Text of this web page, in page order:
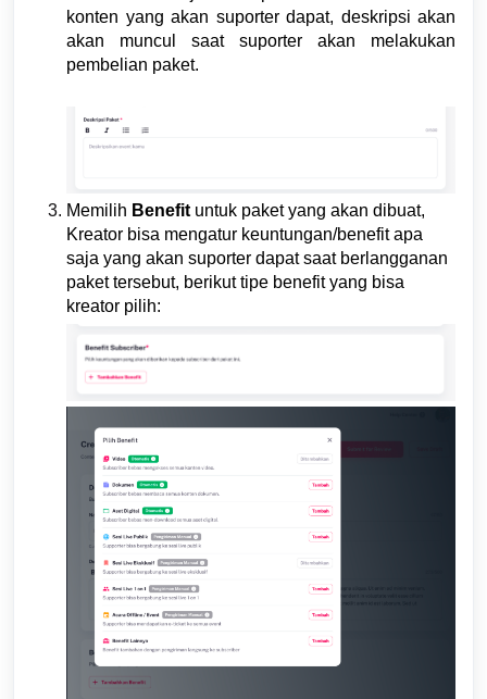
konten yang akan suporter dapat, deskripsi akan
akan muncul saat suporter akan melakukan
pembelian paket.
Memilih Benefit untuk paket yang akan dibuat,
Kreator bisa mengatur keuntungan/benefit apa
saja yang akan suporter dapat saat berlangganan
paket tersebut, berikut tipe benefit yang bisa
kreator pilih: